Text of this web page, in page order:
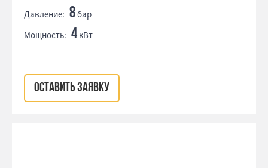
Давление: 8бар
Мощность: 4 кВт
ОСТАВИТЬ ЗАЯВКУ